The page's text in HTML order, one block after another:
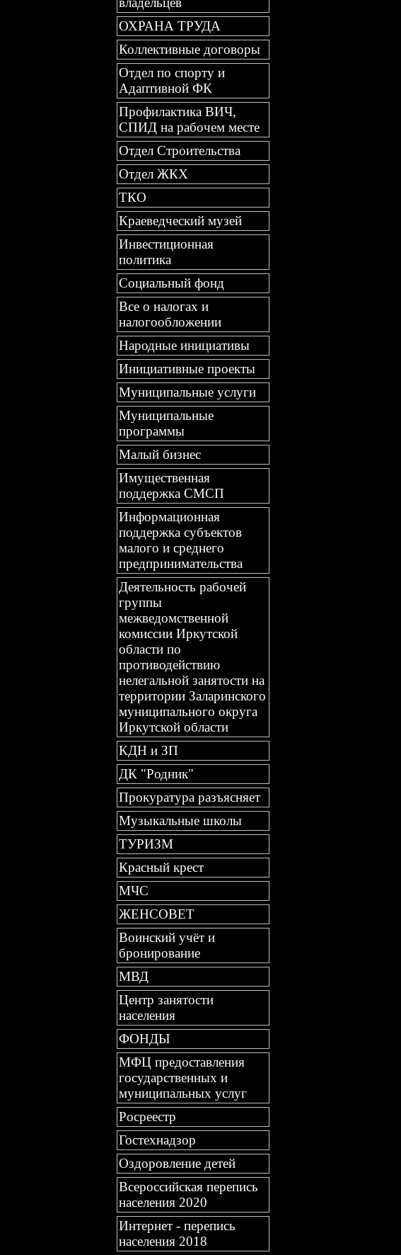
ОХРАНА ТРУДА
Коллективные договоры
Отдел по спорту и
Адаптивной ФК
Профилактика ВИЧ,
СПИД на рабочем месте
Отдел Строительства
Отдел ЖКХ
ТКО
Краеведческий музей
Инвестиционная
политика
Социальный фонд
Все о налогах и
налогообложении
Народные инициативы
Инициативные проекты
Муниципальные услуги
Муниципальные
программы
Малый бизнес
Имущественная
поддержка СМСП
Информационная
поддержка субъектов
малого и среднего
предпринимательства
Деятельность рабочей
группы
межведомственной
комиссии Иркутской
области по
противодействию
нелегальной занятости на
территории Заларинского
муниципального округа
Иркутской области
КДН и ЗП
ДК "Родник"
Прокуратура разъясняет
Музыкальные школы
ТУРИЗМ
Красный крест
МЧС
ЖЕНСОВЕТ
Воинский учёт и
бронирование
МВД
Центр занятости
населения
ФОНДЫ
МФЦ предоставления
государственных и
муниципальных услуг
Росреестр
Гостехнадзор
Оздоровление детей
Всероссийская перепись
населения 2020
Интернет - перепись
населения 2018